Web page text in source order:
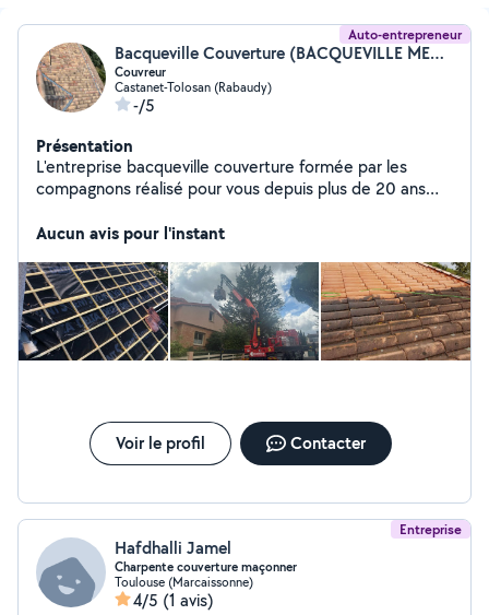
Auto-entrepreneur
Bacqueville Couverture (BACQUEVILLE MEMPHIS)
Couvreur
Castanet-Tolosan (Rabaudy)
-/5
Présentation
L'entreprise bacqueville couverture formée par les
compagnons réalisé pour vous depuis plus de 20 ans
demoussage faitages gouttière alu ou zinc traitement
Aucun avis pour l'instant
Voir le profil Contacter
Entreprise
Hafdhalli Jamel
Charpente couverture maçonner
Toulouse (Marcaissonne)
4/5 (1 avis)